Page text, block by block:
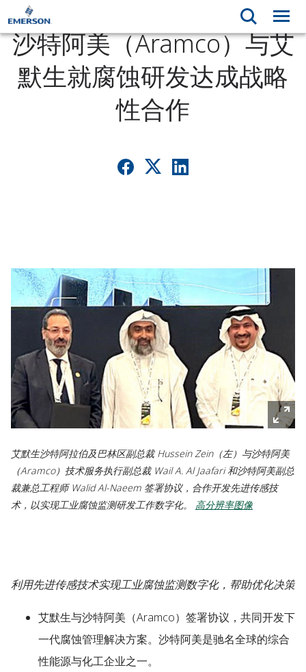
沙特阿美（Aramco）与艾
默生就腐蚀研发达成战略
性合作
艾默生沙特阿拉伯及巴林区副总裁 Hussein Zein（左）与沙特阿美
（Aramco）技术服务执行副总裁 Wail A. Al Jaafari 和沙特阿美副总
裁兼总工程师 Walid Al-Naeem 签署协议，合作开发先进传感技
术，以实现工业腐蚀监测研发工作数字化。 高分辨率图像
利用先进传感技术实现工业腐蚀监测数字化，帮助优化决策
艾默生与沙特阿美（Aramco）签署协议，共同开发下
一代腐蚀管理解决方案。沙特阿美是驰名全球的综合
性能源与化工企业之一。